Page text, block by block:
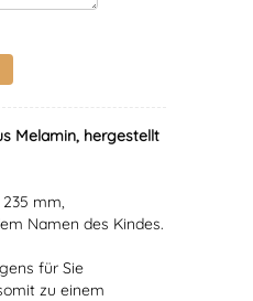
Melamin, hergestellt
mm,
Namen des Kindes.
für Sie
zu einem